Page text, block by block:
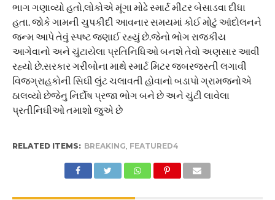
ભાગ ગણાવ્યો હતો,લોકોએ મૂંગા મોઢે સ્માર્ટ મીટર બેસાડવા દીધા
હતા. જોકે ગામની ચુપકીદી આવનાર સમયમાં કોઈ મોટું આંદોલનને
જન્મ આપે તેવું સ્પષ્ટ જણાઈ રહ્યું છે.જેનો ભોગ રાજકીય
આગેવાનો અને ચુંટાયેલા પ્રતિનિધિઓ બનશે તેવો અણસાર આવી
રહ્યો છે.સરકાર ગરીબોના માથે સ્માર્ટ મિટર જબરજસ્તી લગાવી
વિજગ્રાહકોની સિઘી લુંટ ચલાવતી હોવાનો બડાપો ગ્રામજનોએ
ઠાલવ્યો છેજેનુ નિર્દોષ પ્રજા ભોગ બને છે અને ચુંટી લાવેલા
પ્રતીનિઘીઓ તમાશો જુએ છે
RELATED ITEMS: BREAKING FEATURED4